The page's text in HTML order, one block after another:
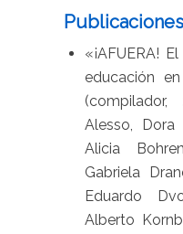
«¡AFUERA!
educación
Alesso, Dora
Alicia
Gabriela
Eduardo
Alberto